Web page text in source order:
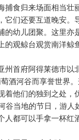
捕食归来场面相当
它们还要互道晚安。
的幼儿团聚。这里
的观鲸台观赏南洋鲸
州首府阿得莱德市以
酒河谷而享誉世界
着他们的独到之处，
谷当地的节日，游
人都可以手拿一杯红